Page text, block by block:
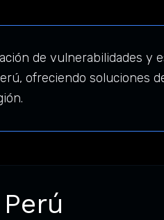
de vulnerabilidades y
ofreciendo soluciones